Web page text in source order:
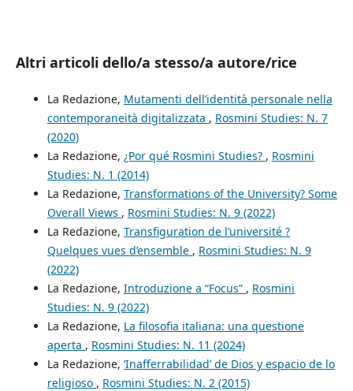
Altri articoli dello/a stesso/a autore/rice
La Redazione, Mutamenti dell’identità personale nella
contemporaneità digitalizzata , Rosmini Studies: N. 7
(2020)
La Redazione, ¿Por qué Rosmini Studies? , Rosmini
Studies: N. 1 (2014)
La Redazione, Transformations of the University? Some
Overall Views , Rosmini Studies: N. 9 (2022)
La Redazione, Transfiguration de l’université ?
Quelques vues d’ensemble , Rosmini Studies: N. 9
(2022)
La Redazione, Introduzione a “Focus” , Rosmini
Studies: N. 9 (2022)
La Redazione, La filosofia italiana: una questione
aperta , Rosmini Studies: N. 11 (2024)
La Redazione, ‘Inafferrabilidad’ de Dios y espacio de lo
religioso , Rosmini Studies: N. 2 (2015)